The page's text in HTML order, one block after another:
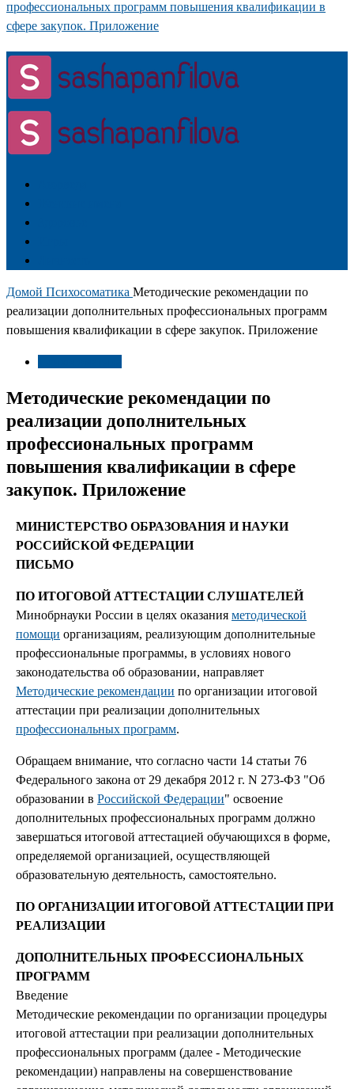
профессиональных программ повышения квалификации в
сфере закупок. Приложение
Домой Психосоматика Методические рекомендации по
реализации дополнительных профессиональных программ
повышения квалификации в сфере закупок. Приложение
Методические рекомендации по
реализации дополнительных
профессиональных программ
повышения квалификации в сфере
закупок. Приложение
МИНИСТЕРСТВО ОБРАЗОВАНИЯ И НАУКИ
РОССИЙСКОЙ ФЕДЕРАЦИИ
ПИСЬМО
ПО ИТОГОВОЙ АТТЕСТАЦИИ СЛУШАТЕЛЕЙ
Минобрнауки России в целях оказания методической
помощи организациям, реализующим дополнительные
профессиональные программы, в условиях нового
законодательства об образовании, направляет
Методические рекомендации по организации итоговой
аттестации при реализации дополнительных
профессиональных программ.
Обращаем внимание, что согласно части 14 статьи 76
Федерального закона от 29 декабря 2012 г. N 273-ФЗ "Об
образовании в Российской Федерации" освоение
дополнительных профессиональных программ должно
завершаться итоговой аттестацией обучающихся в форме,
определяемой организацией, осуществляющей
образовательную деятельность, самостоятельно.
ПО ОРГАНИЗАЦИИ ИТОГОВОЙ АТТЕСТАЦИИ ПРИ
РЕАЛИЗАЦИИ
ДОПОЛНИТЕЛЬНЫХ ПРОФЕССИОНАЛЬНЫХ
ПРОГРАММ
Введение
Методические рекомендации по организации процедуры
итоговой аттестации при реализации дополнительных
профессиональных программ (далее - Методические
рекомендации) направлены на совершенствование